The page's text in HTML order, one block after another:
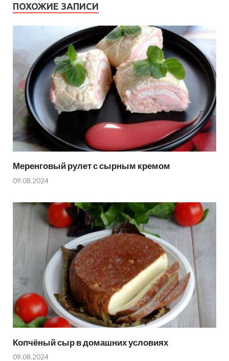
ПОХОЖИЕ ЗАПИСИ
Меренговый рулет с сырным кремом
09.08.2024
Копчёный сыр в домашних условиях
09.08.2024